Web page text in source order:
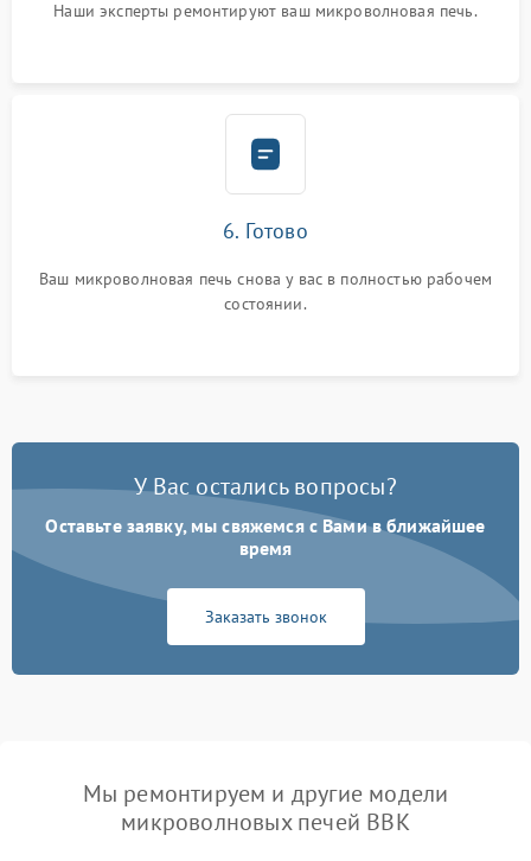
Наши эксперты ремонтируют ваш микроволновая печь.
6. Готово
Ваш микроволновая печь снова у вас в полностью рабочем
состоянии.
У Вас остались вопросы?
Оставьте заявку, мы свяжемся с Вами в ближайшее
время
Заказать звонок
Мы ремонтируем и другие модели
микроволновых печей BBK